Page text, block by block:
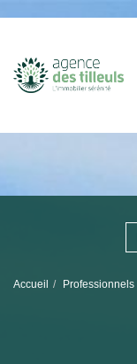
Accueil Professionnels